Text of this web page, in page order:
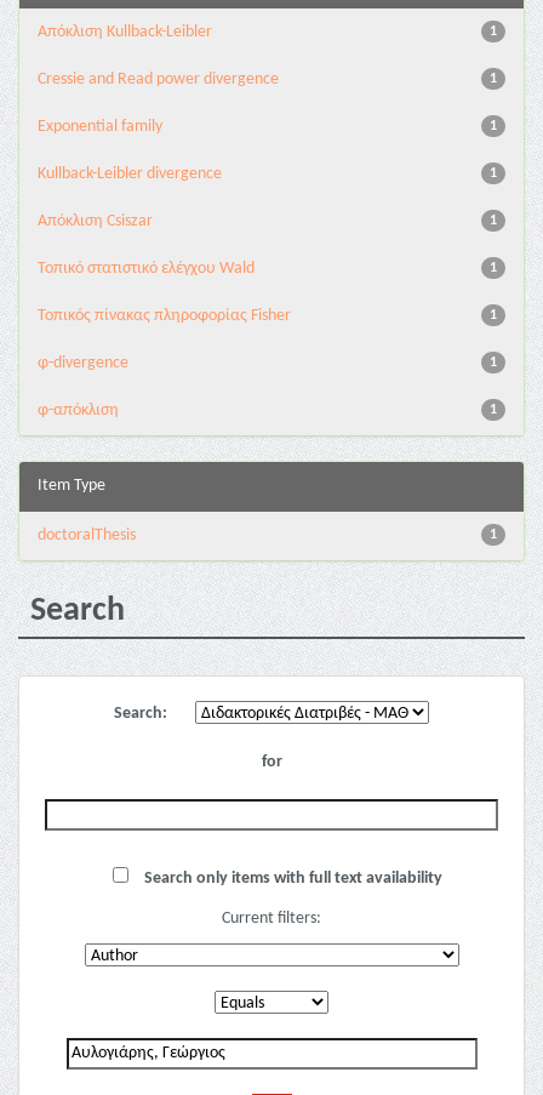
1
Aπόκλιση Kullback-Leibler
1
Cressie and Read power divergence
1
Exponential family
1
Kullback-Leibler divergence
1
Απόκλιση Csiszar
1
Τοπικό στατιστικό ελέγχου Wald
1
Τοπικός πίνακας πληροφορίας Fisher
1
φ-divergence
1
φ-απόκλιση
Item Type
1
doctoralThesis
Search
Search:
for
Search only items with full text availability
Current filters: